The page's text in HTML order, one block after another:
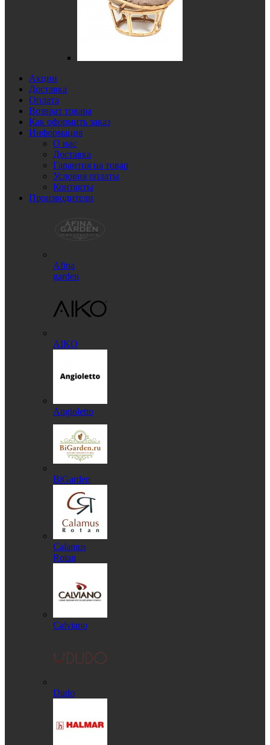
Акции
Доставка
Оплата
Возврат товара
Как оформить заказ
Информация
О нас
Доставка
Гарантия на товар
Условия оплаты
Контакты
Производители
Afina
garden
AIKO
Angioletto
BiGarden
Calamus
Rotan
Calviano
Dudo